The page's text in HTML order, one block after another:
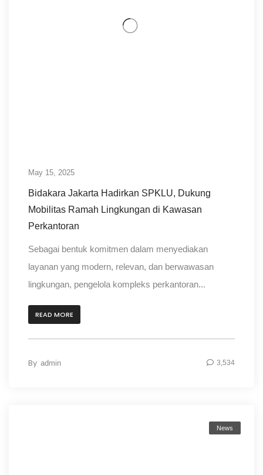
May 15, 2025
Bidakara Jakarta Hadirkan SPKLU, Dukung
Mobilitas Ramah Lingkungan di Kawasan
Perkantoran
Sebagai bentuk komitmen dalam menyediakan
layanan yang modern, relevan, dan berwawasan
lingkungan, pengelola kompleks perkantoran...
READ MORE
By admin 3,534
News